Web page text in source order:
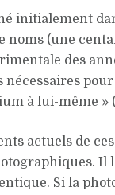
initialement
noms (une
des
à lui-même »
actuels de
Si la